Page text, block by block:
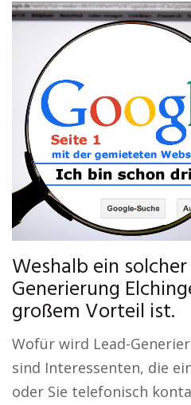
Weshalb ein
Generierung
großem Vorteil ist.
Wofür wird Lead-
sind Interessenten, die
oder Sie telefonisch